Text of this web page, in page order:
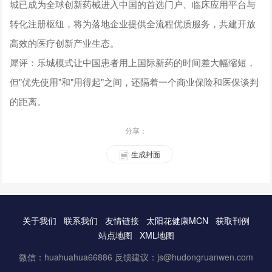
城已成为全球创新药械进入中国的首选门户、临床应用平台与
转化注册枢纽，将为落地企业提供全流程优质服务，共建开放
高效的医疗创新产业生态。
犀评：乐城模式让中国患者用上国际新药的时间差大幅缩短，
但"优先使用"和"用得起"之间，还隔着一个商业保险和医保谈判
的距离。
分享：
生成封面
关于我们 联系我们 友情链接 太阳花健康MCN
获取刊例
站点地图
XML地图
微信：huahuahua66886 反馈建议：js@hudongruanwen.com